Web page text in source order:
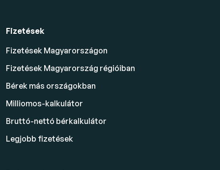
Fizetések
Fizetések Magyarországon
Fizetések Magyarország régióiban
Bérek más országokban
Milliomos-kalkulátor
Bruttó-nettó bérkalkulátor
Legjobb fizetések